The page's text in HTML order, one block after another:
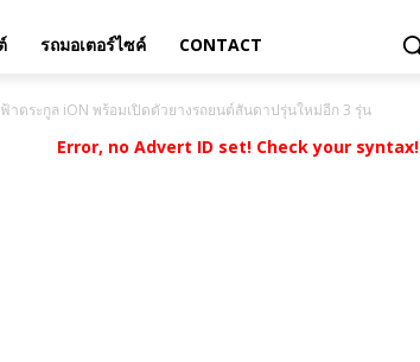
รถมอเตอร์ไซค์ CONTACT
ตระกูล iON พร้อมเปิดตัวยางรถยนต์สันดาปรุ่นใหม่อีก 3 รุ่น
Error, no Advert ID set! Check your syntax!